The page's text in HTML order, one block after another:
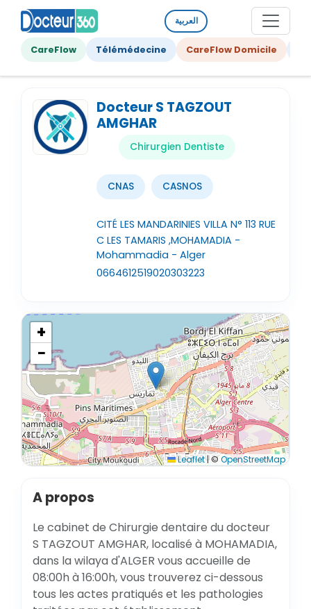
العربية
CareFlow Télémédecine CareFlow Domicile
Docteur S TAGZOUT
AMGHAR
Chirurgien Dentiste
CNAS CASNOS
CITÉ LES MANDARINIES VILLA N° 113 RUE
C LES TAMARIS ,MOHAMADIA -
Mohammadia - Alger
0664612519020303223
+
−
Leaflet|©OpenStreetMap
A propos
Le cabinet de Chirurgie dentaire du docteur
S TAGZOUT AMGHAR, localisé à MOHAMADIA,
dans la wilaya d'ALGER vous accueille de
08:00h à 16:00h, vous trouverez ci-dessous
tous les actes pratiqués et les pathologies